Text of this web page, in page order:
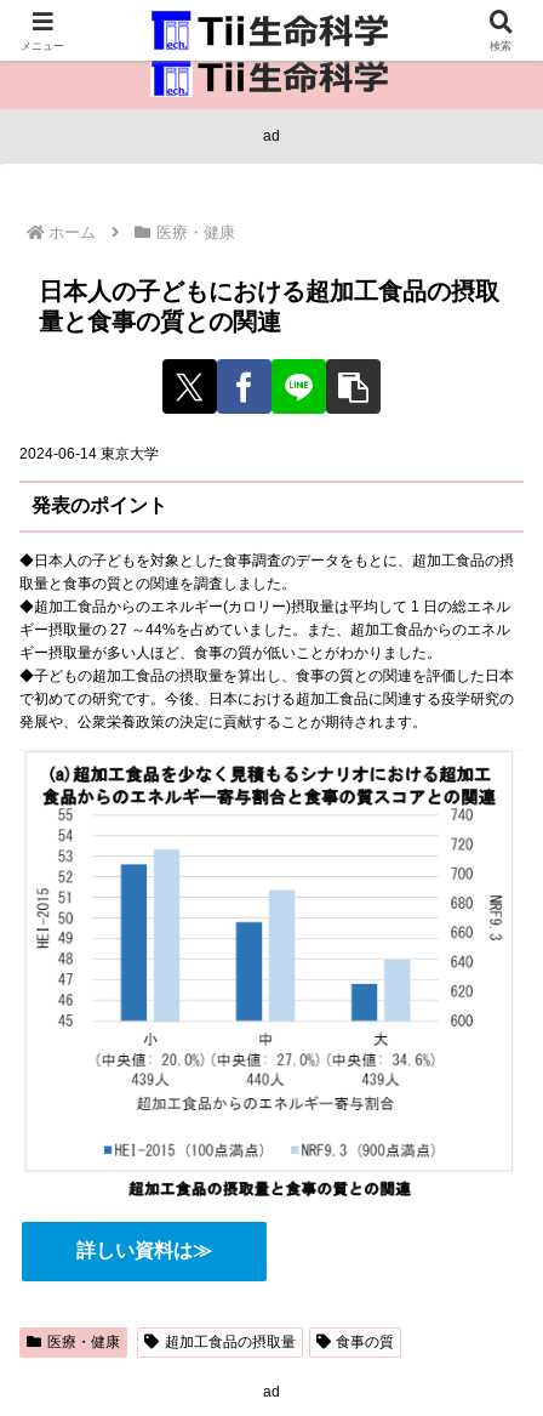
医療保健・生命・生物の情報インフラ。
ad
ホーム 医療・健康
日本人の子どもにおける超加工食品の摂取
量と食事の質との関連
2024-06-14 東京大学
発表のポイント
◆日本人の子どもを対象とした食事調査のデータをもとに、超加工食品の摂
取量と食事の質との関連を調査しました。
◆超加工食品からのエネルギー(カロリー)摂取量は平均して 1 日の総エネル
ギー摂取量の 27 ～44%を占めていました。また、超加工食品からのエネル
ギー摂取量が多い人ほど、食事の質が低いことがわかりました。
◆子どもの超加工食品の摂取量を算出し、食事の質との関連を評価した日本
で初めての研究です。今後、日本における超加工食品に関連する疫学研究の
発展や、公衆栄養政策の決定に貢献することが期待されます。
詳しい資料は≫
医療・健康 超加工食品の摂取量 食事の質
ad
メニュー 検索